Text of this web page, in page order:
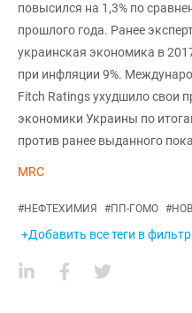
повысился на 1,3% по
прошлого года. Ранее
украинская экономика в
при инфляции 9%.
Fitch Ratings ухудшило свои
экономики Украины по
против ранее выданного
MRC
#НЕФТЕХИМИЯ #ПП-ГОМО #
+Добавить все теги в фильтр